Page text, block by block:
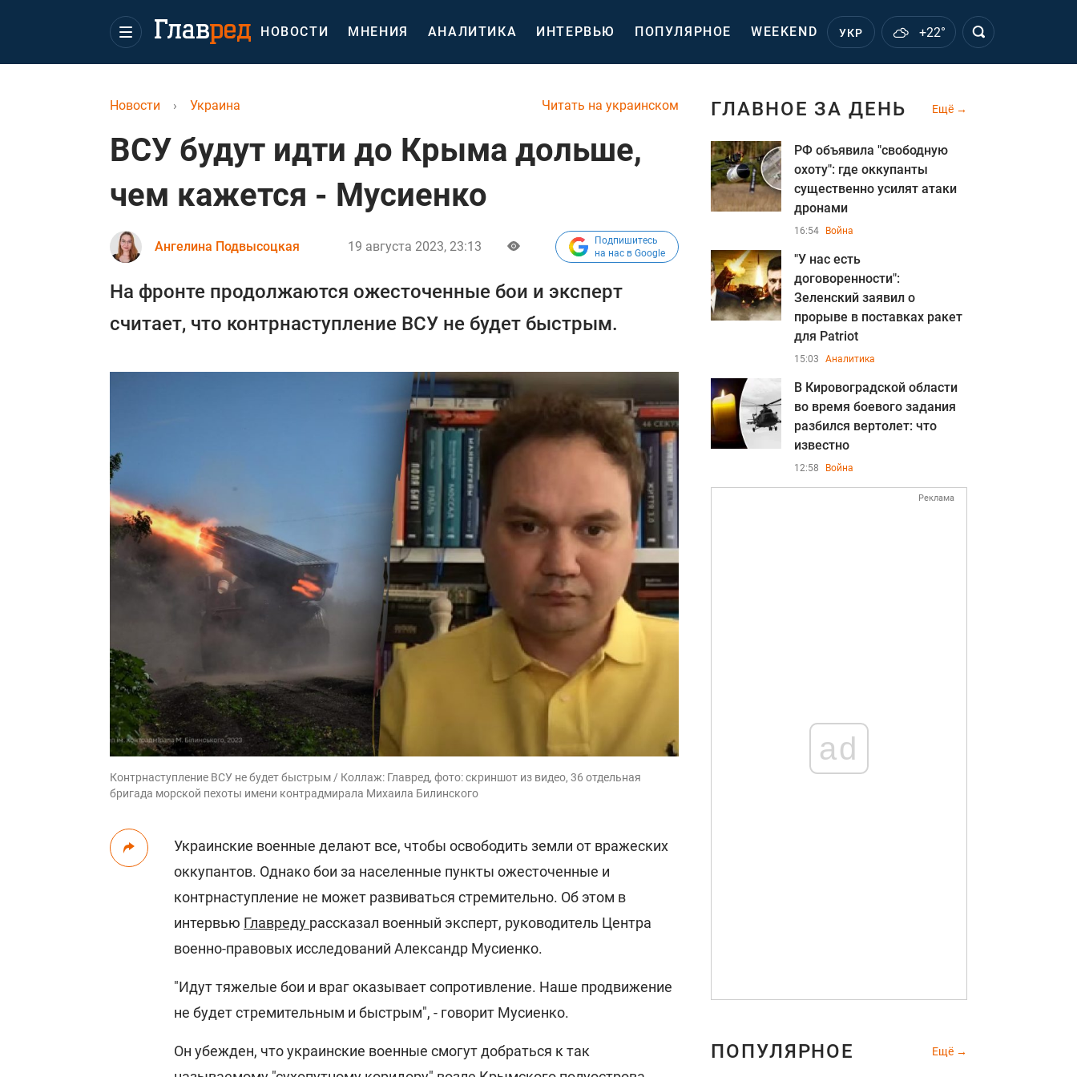
НОВОСТИ МНЕНИЯ АНАЛИТИКА ИНТЕРВЬЮ ПОПУЛЯРНОЕ WEEKEND УКР +22°
Читать на украинском
Новости › Украина
ВСУ будут идти до Крыма дольше,
чем кажется - Мусиенко
Ангелина Подвысоцкая 19 августа 2023, 23:13
Подпишитесь
на нас в Google
На фронте продолжаются ожесточенные бои и эксперт
считает, что контрнаступление ВСУ не будет быстрым.
Контрнаступление ВСУ не будет быстрым / Коллаж: Главред, фото: скриншот из видео, 36 отдельная
бригада морской пехоты имени контрадмирала Михаила Билинского
Украинские военные делают все, чтобы освободить земли от вражеских
оккупантов. Однако бои за населенные пункты ожесточенные и
контрнаступление не может развиваться стремительно. Об этом в
интервью Главреду рассказал военный эксперт, руководитель Центра
военно-правовых исследований Александр Мусиенко.
"Идут тяжелые бои и враг оказывает сопротивление. Наше продвижение
не будет стремительным и быстрым", - говорит Мусиенко.
Он убежден, что украинские военные смогут добраться к так
ГЛАВНОЕ ЗА ДЕНЬ Ещё
РФ объявила "свободную
охоту": где оккупанты
существенно усилят атаки
дронами
16:54 Война
"У нас есть
договоренности":
Зеленский заявил о
прорыве в поставках ракет
для Patriot
15:03 Аналитика
В Кировоградской области
во время боевого задания
разбился вертолет: что
известно
12:58 Война
Реклама
ad
ПОПУЛЯРНОЕ Ещё